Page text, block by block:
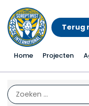
Terug
Home Projecten
Alle